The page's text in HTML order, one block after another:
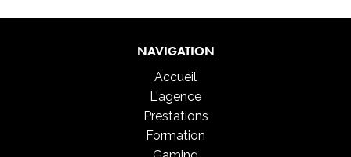
NAVIGATION
Accueil
L'agence
Prestations
Formation